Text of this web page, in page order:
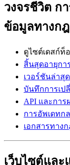
วงจรชีวิต ก
ข้อมูลทางก
ดูไซต์เดสก์ท็
สิ้นสุดอายุกา
เวอร์ชันล่าสุด
บันทึกการเป
API และการ
การอัพเดทก
เอกสารทาง
เว็บไซต์แล